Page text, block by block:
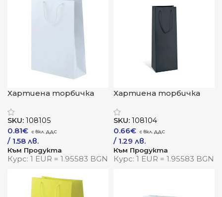
Хартиена торбичка
SKU: 108105
0.81€
/ 1.58 лв.
Към Продукта
Курс: 1 EUR = 1.95583 BGN
Хартиена торбичка
SKU: 108104
0.66€
/ 1.29 лв.
Към Продукта
Курс: 1 EUR = 1.95583 BGN